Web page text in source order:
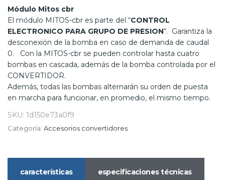
Módulo Mitos cbr
El módulo MITOS-cbr es parte del “CONTROL
ELECTRONICO PARA GRUPO DE PRESION“. Garantiza la
desconexión de la bomba en caso de demanda de caudal
0. Con la MITOS-cbr se pueden controlar hasta cuatro
bombas en cascada, además de la bomba controlada por el
CONVERTIDOR.
Además, todas las bombas alternarán su orden de puesta
en marcha para funcionar, en promedio, el mismo tiempo.
SKU: 1d150e73a0f9
Categoría: Accesorios convertidores
características especificaciones técnicas